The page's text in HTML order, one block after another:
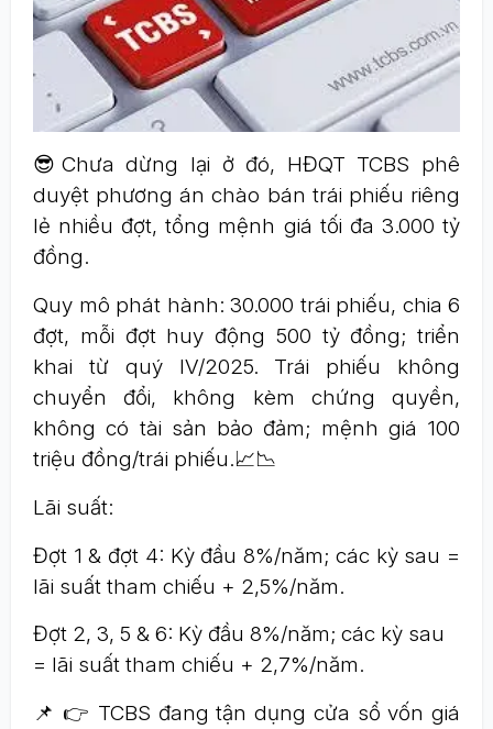
😎Chưa dừng lại ở đó, HĐQT TCBS phê
duyệt phương án chào bán trái phiếu riêng
lẻ nhiều đợt, tổng mệnh giá tối đa 3.000 tỷ
đồng.
Quy mô phát hành: 30.000 trái phiếu, chia 6
đợt, mỗi đợt huy động 500 tỷ đồng; triển
khai từ quý IV/2025. Trái phiếu không
chuyển đổi, không kèm chứng quyền,
không có tài sản bảo đảm; mệnh giá 100
triệu đồng/trái phiếu.📈📉
Lãi suất:
Đợt 1 & đợt 4: Kỳ đầu 8%/năm; các kỳ sau =
lãi suất tham chiếu + 2,5%/năm.
Đợt 2, 3, 5 & 6: Kỳ đầu 8%/năm; các kỳ sau
= lãi suất tham chiếu + 2,7%/năm.
📌 👉 TCBS đang tận dụng cửa sổ vốn giá